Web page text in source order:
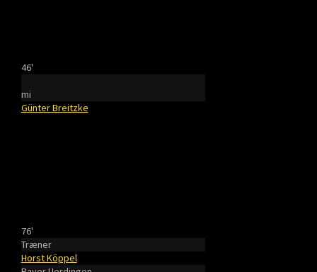
46'
mi
Günter Breitzke
76'
Træner
Horst Köppel